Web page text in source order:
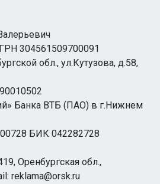
304561509700091
обл., ул.Кутузова, д.58,
Банка ВТБ (ПАО) в г.Нижнем
БИК 042282728
Оренбургская обл.,
reklama@orsk.ru